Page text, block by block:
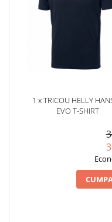
1 x TRICOU HELLY
EVO T-SHIRT